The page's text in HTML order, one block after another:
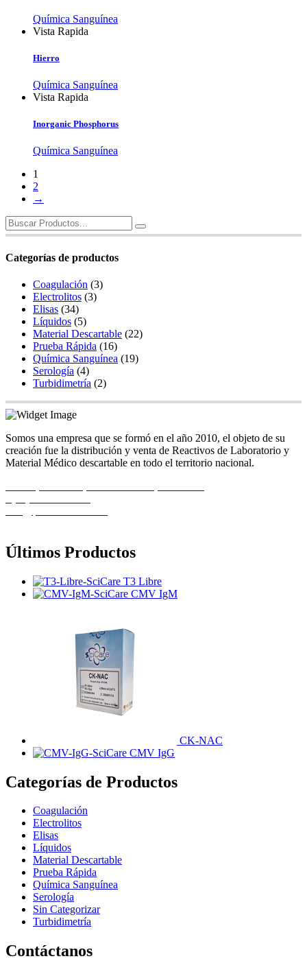
Química Sanguínea
Vista Rapida
Hierro
Química Sanguínea
Vista Rapida
Inorganic Phosphorus
Química Sanguínea
1
2
→
Search
for:
Categorías de productos
Coagulación (3)
Electrolitos (3)
Elisas (34)
Líquidos (5)
Material Descartable (22)
Prueba Rápida (16)
Química Sanguínea (19)
Serología (4)
Turbidimetría (2)
Somos una empresa que se formó en el año 2010, el objeto de su
creación fue la distribución y venta de Reactivos de Laboratorio y
Material Médico descartable en todo el territorio nacional.
Últimos Productos
T3 Libre
CMV IgM
CK-NAC
CMV IgG
Categorías de Productos
Coagulación
Electrolitos
Elisas
Líquidos
Material Descartable
Prueba Rápida
Química Sanguínea
Serología
Sin Categorizar
Turbidimetría
Contáctanos